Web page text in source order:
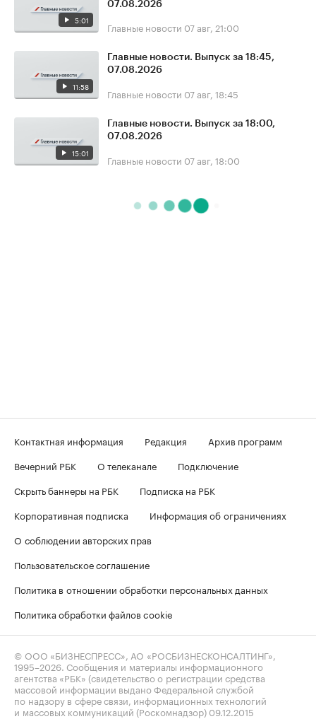
5:01
07.08.2026
Главные новости 07 авг, 21:00
11:58
Главные новости. Выпуск за 18:45,
07.08.2026
Главные новости 07 авг, 18:45
15:01
Главные новости. Выпуск за 18:00,
07.08.2026
Главные новости 07 авг, 18:00
Контактная информация Редакция
Архив программ
Вечерний РБК
О телеканале
Подключение
Скрыть баннеры на РБК
Подписка на РБК
Корпоративная подписка
Информация об ограничениях
О соблюдении авторских прав
Пользовательское соглашение
Политика в отношении обработки персональных данных
Политика обработки файлов cookie
© ООО «БИЗНЕСПРЕСС», АО «РОСБИЗНЕСКОНСАЛТИНГ»,
1995–2026 . Сообщения и материалы информационного
агентства «РБК» (свидетельство о регистрации средства
массовой информации выдано Федеральной службой
по надзору в сфере связи, информационных технологий
и массовых коммуникаций (Роскомнадзор) 09.12.2015